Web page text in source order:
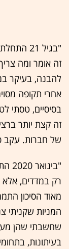
"בגיל
זה אומר ומה
אחרי תקופה
בסיסיים, טסתי
זה קצת יותר
של חברות. עקב
רק במדדים, אלא
שחשבתי שהן